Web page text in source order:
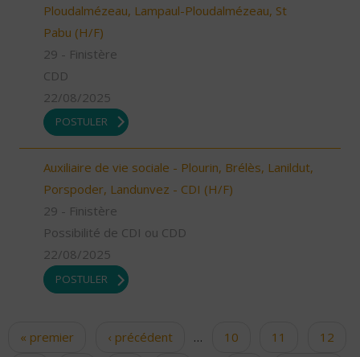
Ploudalmézeau, Lampaul-Ploudalmézeau, St
Pabu (H/F)
29 - Finistère
CDD
22/08/2025
POSTULER
Auxiliaire de vie sociale - Plourin, Brélès, Lanildut,
Porspoder, Landunvez - CDI (H/F)
29 - Finistère
Possibilité de CDI ou CDD
22/08/2025
POSTULER
Pages
« premier ‹ précédent … 10 11
12